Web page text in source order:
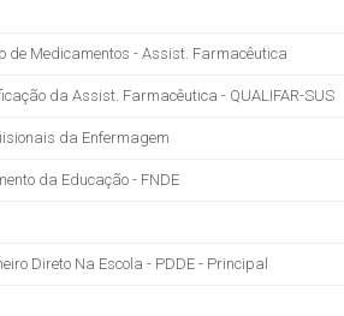
de Medicamentos - Assist. Farmacêutica
da Assist. Farmacêutica - QUALIFAR-SUS
da Enfermagem
da Educação - FNDE
Direto Na Escola - PDDE - Principal